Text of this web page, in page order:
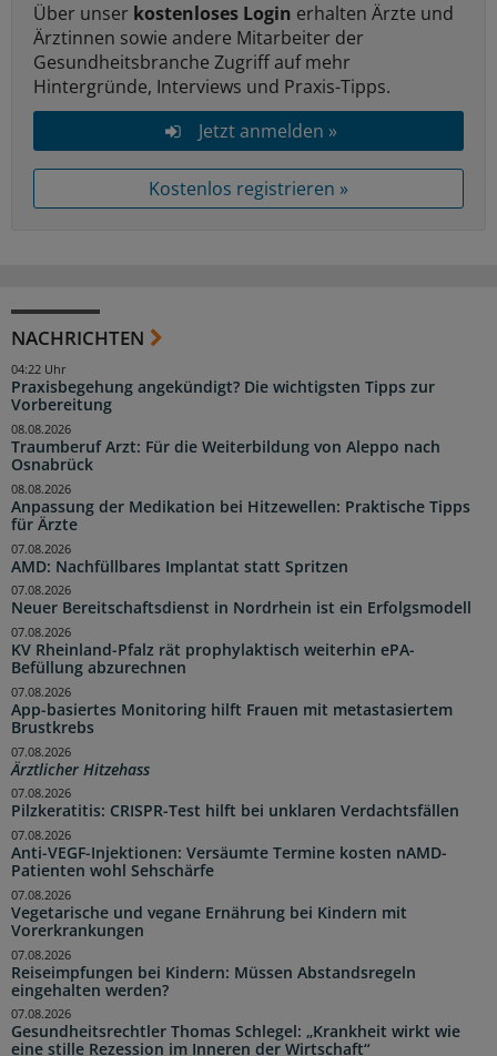
Über unser kostenloses Login erhalten Ärzte und
Ärztinnen sowie andere Mitarbeiter der
Gesundheitsbranche Zugriff auf mehr
Hintergründe, Interviews und Praxis-Tipps.
Jetzt anmelden »
Kostenlos registrieren »
NACHRICHTEN
Praxisbegehung angekündigt? Die wichtigsten Tipps zur
Vorbereitung
04:22 Uhr
Traumberuf Arzt: Für die Weiterbildung von Aleppo nach
Osnabrück
08.08.2026
Anpassung der Medikation bei Hitzewellen: Praktische Tipps
für Ärzte
08.08.2026
AMD: Nachfüllbares Implantat statt Spritzen
07.08.2026
Neuer Bereitschaftsdienst in Nordrhein ist ein Erfolgsmodell
07.08.2026
KV Rheinland-Pfalz rät prophylaktisch weiterhin ePA-
Befüllung abzurechnen
07.08.2026
App-basiertes Monitoring hilft Frauen mit metastasiertem
Brustkrebs
07.08.2026
Ärztlicher Hitzehass
07.08.2026
Pilzkeratitis: CRISPR-Test hilft bei unklaren Verdachtsfällen
07.08.2026
Anti-VEGF-Injektionen: Versäumte Termine kosten nAMD-
Patienten wohl Sehschärfe
07.08.2026
Vegetarische und vegane Ernährung bei Kindern mit
Vorerkrankungen
07.08.2026
Reiseimpfungen bei Kindern: Müssen Abstandsregeln
eingehalten werden?
07.08.2026
Gesundheitsrechtler Thomas Schlegel: „Krankheit wirkt wie
eine stille Rezession im Inneren der Wirtschaft“
07.08.2026